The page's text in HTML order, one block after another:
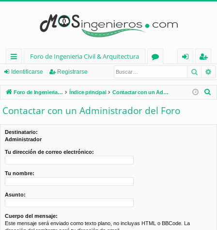
nl
ac
es
rá
pi
Foro de Ingenieria Civil & Arquitectura
os
nt
ifi
eg
ist
ra
Identificarse Registrarse
Foro de Ingenieria Civil & Arquitectura Índice principal Contactar con un Administrador del Foro
c
Contactar con un Administrador del Foro
Destinatario:
Administrador
Tu dirección de correo electrónico:
Tu nombre:
Asunto:
Cuerpo del mensaje:
Este mensaje será enviado como texto plano, no incluyas HTML o BBCode. La